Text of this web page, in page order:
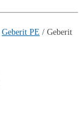
Geberit PE / Geberit